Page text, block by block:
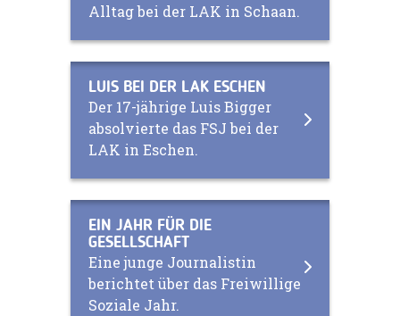
Alltag bei der LAK in Schaan.
LUIS BEI DER LAK ESCHEN
Der 17-jährige Luis Bigger
absolvierte das FSJ bei der
LAK in Eschen.
EIN JAHR FÜR DIE
GESELLSCHAFT
Eine junge Journalistin
berichtet über das Freiwillige
Soziale Jahr.